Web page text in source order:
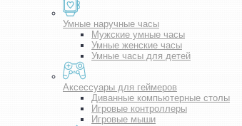
Умные наручные часы
Мужские умные часы
Умные женские часы
Умные часы для детей
Аксессуары для геймеров
Диванные компьютерные столы
Игровые контроллеры
Игровые мыши